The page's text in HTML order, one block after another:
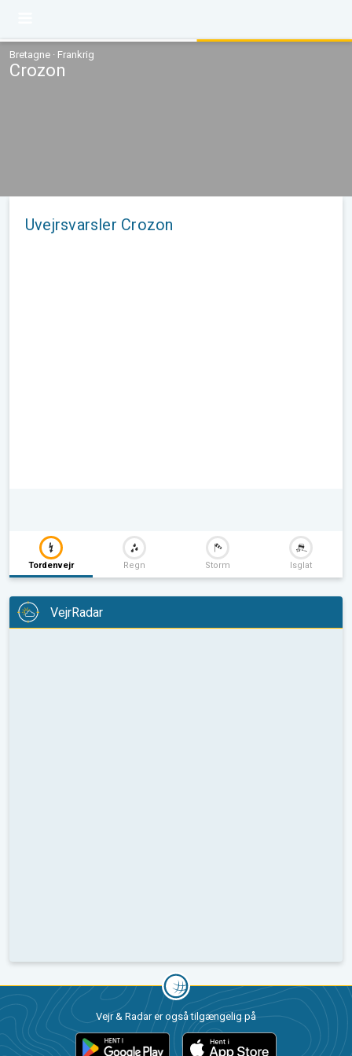
Bretagne · Frankrig
Crozon
Uvejrsvarsler Crozon
Tordenvejr Regn Storm Isglat
VejrRadar
Vejr & Radar er også tilgængelig på